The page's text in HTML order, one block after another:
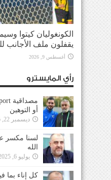
الكونغوليان كيتوا
يقفلون ملف الأجانب
أغسطس 9, 2026
رأي المايسترو
أو التوهين
ديسمبر 22, 2025
لسنا مكسر
الله
يوليو 6, 2025
كل إناء بما